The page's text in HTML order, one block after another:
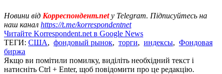
Новини від Корреспондент.netу Telegram. Підписуйтесь на
наш канал https://t.me/korrespondentnet
Читайте Korrespondent.net в Google News
ТЕГИ: США, фондовый рынок, торги, индексы, Фондовая
биржа
Якщо ви помітили помилку, виділіть необхідний текст і
натисніть Ctrl + Enter, щоб повідомити про це редакцію.